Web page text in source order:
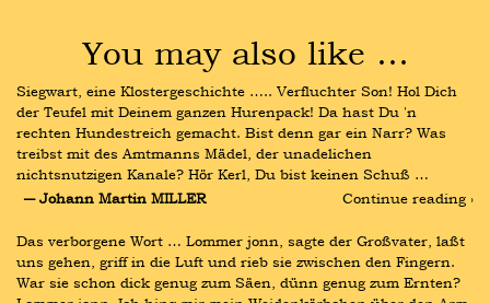
You may also like …
Siegwart, eine Klostergeschichte ….. Verfluchter Son! Hol Dich
der Teufel mit Deinem ganzen Hurenpack! Da hast Du 'n
rechten Hundestreich gemacht. Bist denn gar ein Narr? Was
treibst mit des Amtmanns Mädel, der unadelichen
nichtsnutzigen Kanale? Hör Kerl, Du bist keinen Schuß …
― Johann Martin MILLER
Continue reading ›
Das verborgene Wort … Lommer jonn, sagte der Großvater, laßt
uns gehen, griff in die Luft und rieb sie zwischen den Fingern.
War sie schon dick genug zum Säen, dünn genug zum Ernten?